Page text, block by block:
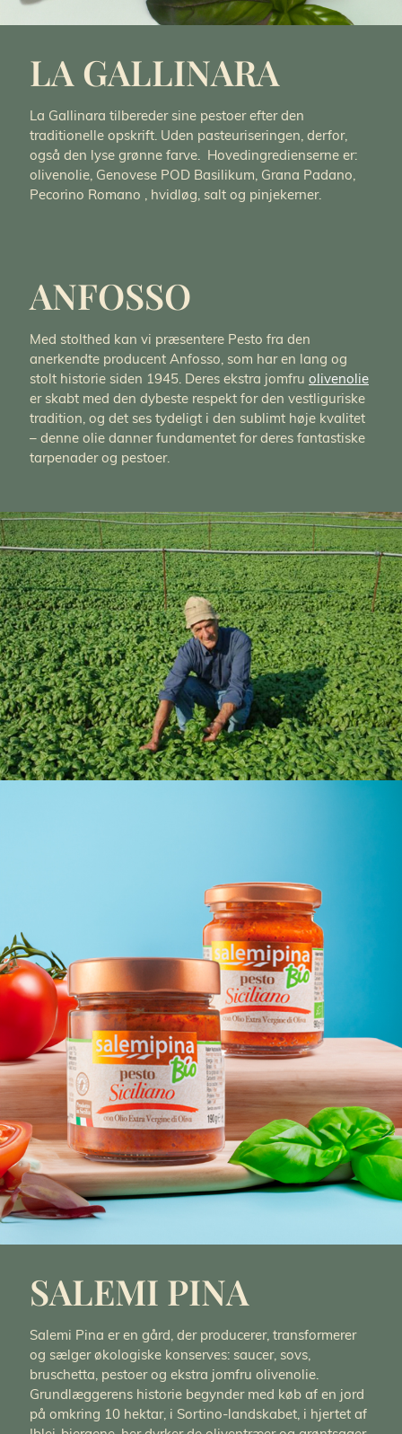
LA GALLINARA
La Gallinara tilbereder sine pestoer efter den
traditionelle opskrift. Uden pasteuriseringen, derfor,
også den lyse grønne farve. Hovedingredienserne er:
olivenolie, Genovese POD Basilikum, Grana Padano,
Pecorino Romano , hvidløg, salt og pinjekerner.
ANFOSSO
Med stolthed kan vi præsentere Pesto fra den
anerkendte producent Anfosso, som har en lang og
stolt historie siden 1945. Deres ekstra jomfru olivenolie
er skabt med den dybeste respekt for den vestliguriske
tradition, og det ses tydeligt i den sublimt høje kvalitet
– denne olie danner fundamentet for deres fantastiske
tarpenader og pestoer.
SALEMI PINA
Salemi Pina er en gård, der producerer, transformerer
og sælger økologiske konserves: saucer, sovs,
bruschetta, pestoer og ekstra jomfru olivenolie.
Grundlæggerens historie begynder med køb af en jord
på omkring 10 hektar, i Sortino-landskabet, i hjertet af